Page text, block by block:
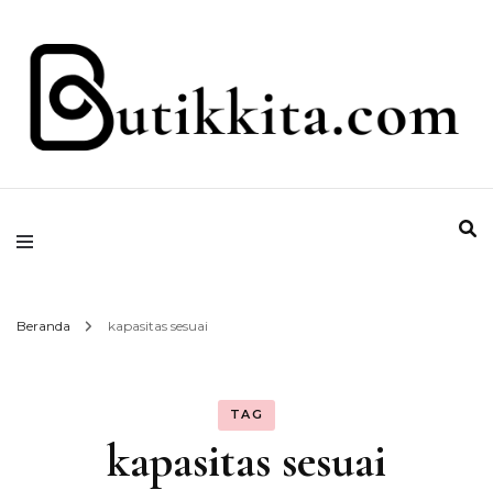
butikkita.com
Beranda kapasitas sesuai
TAG
kapasitas sesuai